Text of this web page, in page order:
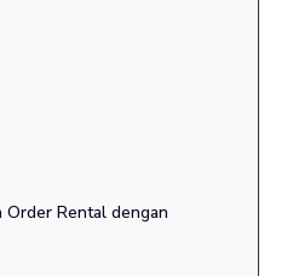
Order Rental dengan